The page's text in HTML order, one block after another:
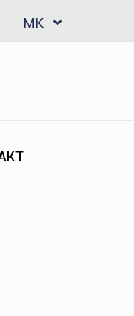
MK
SQ